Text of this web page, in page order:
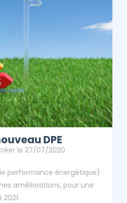
DPE
le 27/07/2020
performance énergétique)
améliorations, pour une